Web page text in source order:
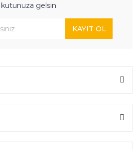
kutunuza gelsin
KAYIT OL